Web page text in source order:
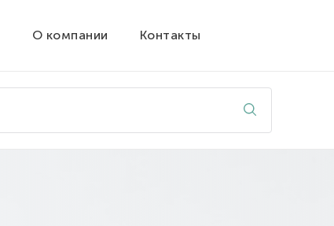
О компании Контакты